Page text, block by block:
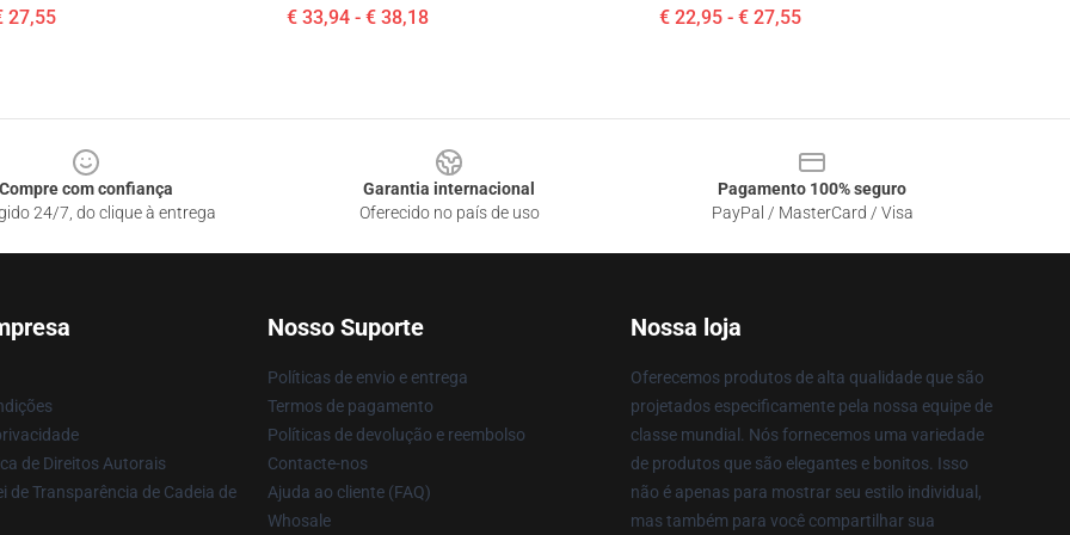
27,55 € 33,94 - € 38,18 € 22,95 - € 27,55
Compre com confiança
24/7, do clique à entrega
Garantia internacional
Oferecido no país de uso
Pagamento 100% seguro
PayPal / MasterCard / Visa
de Direitos Autorais
de Transparência de Cadeia de
Nosso Suporte
Políticas de envio e entrega
Termos de pagamento
Políticas de devolução e reembolso
Contacte-nos
Ajuda ao cliente (FAQ)
Whosale
Nossa loja
Oferecemos produtos de alta qualidade que são
projetados especificamente pela nossa equipe de
classe mundial. Nós fornecemos uma variedade
de produtos que são elegantes e bonitos. Isso
não é apenas para mostrar seu estilo individual,
mas também para você compartilhar sua